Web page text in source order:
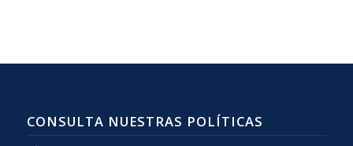
CONSULTA NUESTRAS POLÍTICAS